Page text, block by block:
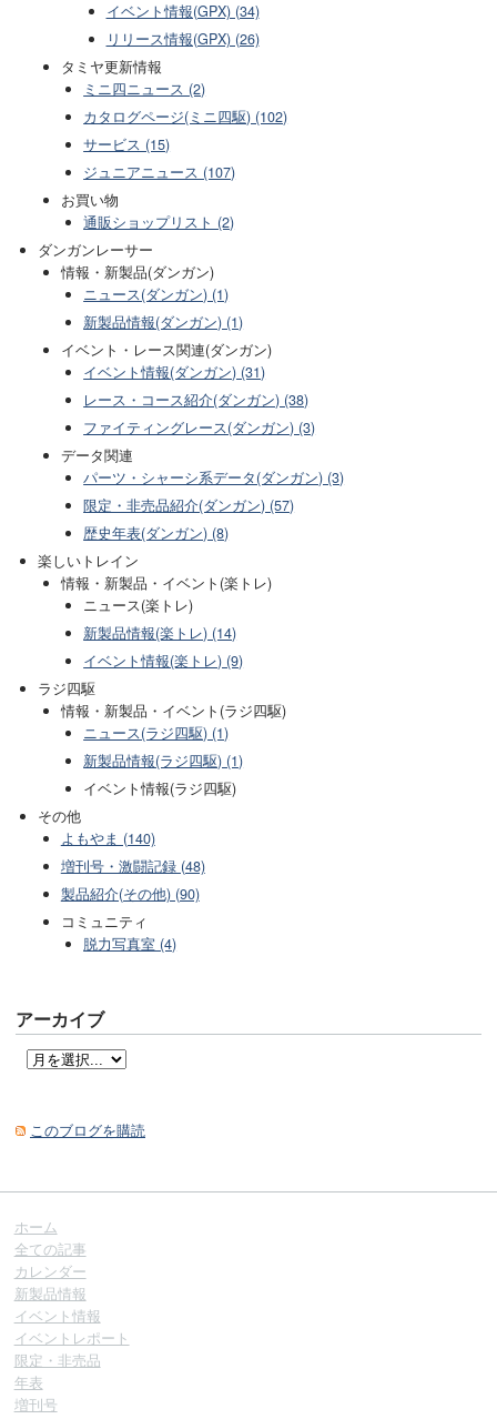
イベント情報(GPX) (34)
リリース情報(GPX) (26)
タミヤ更新情報
ミニ四ニュース (2)
カタログページ(ミニ四駆) (102)
サービス (15)
ジュニアニュース (107)
お買い物
通販ショップリスト (2)
ダンガンレーサー
情報・新製品(ダンガン)
ニュース(ダンガン) (1)
新製品情報(ダンガン) (1)
イベント・レース関連(ダンガン)
イベント情報(ダンガン) (31)
レース・コース紹介(ダンガン) (38)
ファイティングレース(ダンガン) (3)
データ関連
パーツ・シャーシ系データ(ダンガン) (3)
限定・非売品紹介(ダンガン) (57)
歴史年表(ダンガン) (8)
楽しいトレイン
情報・新製品・イベント(楽トレ)
ニュース(楽トレ)
新製品情報(楽トレ) (14)
イベント情報(楽トレ) (9)
ラジ四駆
情報・新製品・イベント(ラジ四駆)
ニュース(ラジ四駆) (1)
新製品情報(ラジ四駆) (1)
イベント情報(ラジ四駆)
その他
よもやま (140)
増刊号・激闘記録 (48)
製品紹介(その他) (90)
コミュニティ
脱力写真室 (4)
アーカイブ
このブログを購読
ホーム
全ての記事
カレンダー
新製品情報
イベント情報
イベントレポート
限定・非売品
年表
増刊号